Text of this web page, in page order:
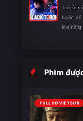
Jirô là
luyện
khả năng
Phim
FULL HD VIETSUB